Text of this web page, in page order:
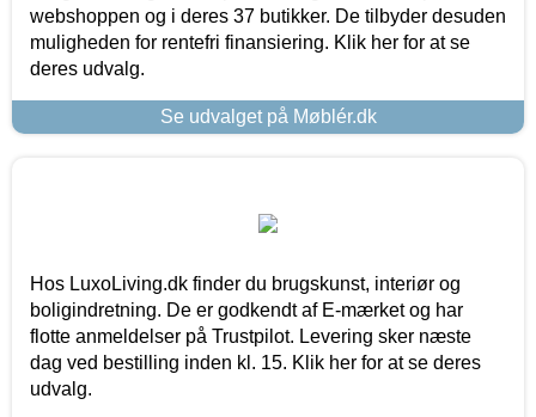
webshoppen og i deres 37 butikker. De tilbyder desuden
muligheden for rentefri finansiering. Klik her for at se
deres udvalg.
Se udvalget på Møblér.dk
Hos LuxoLiving.dk finder du brugskunst, interiør og
boligindretning. De er godkendt af E-mærket og har
flotte anmeldelser på Trustpilot. Levering sker næste
dag ved bestilling inden kl. 15. Klik her for at se deres
udvalg.